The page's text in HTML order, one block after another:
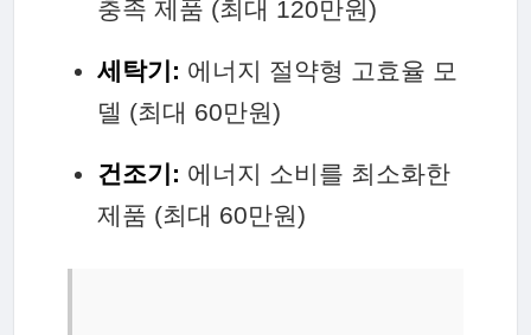
충족 제품 (최대 120만원)
세탁기: 에너지 절약형 고효율 모
델 (최대 60만원)
건조기: 에너지 소비를 최소화한
제품 (최대 60만원)